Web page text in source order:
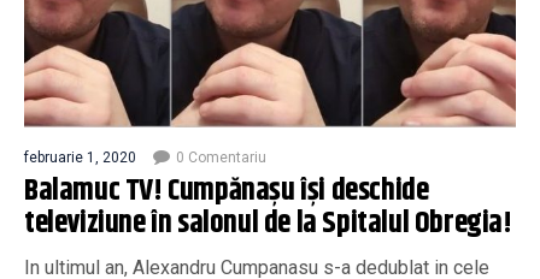
februarie 1, 2020 0 Comentariu
Balamuc TV! Cumpănașu își deschide
televiziune în salonul de la Spitalul Obregia!
In ultimul an, Alexandru Cumpanasu s-a dedublat in cele